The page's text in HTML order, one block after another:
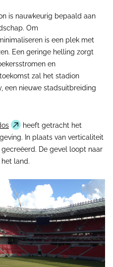
is nauwkeurig bepaald aan
Om
is een plek met
Een geringe helling zorgt
en
zal het stadion
een nieuwe stadsuitbreiding
heeft getracht het
In plaats van verticaliteit
De gevel loopt naar
land.